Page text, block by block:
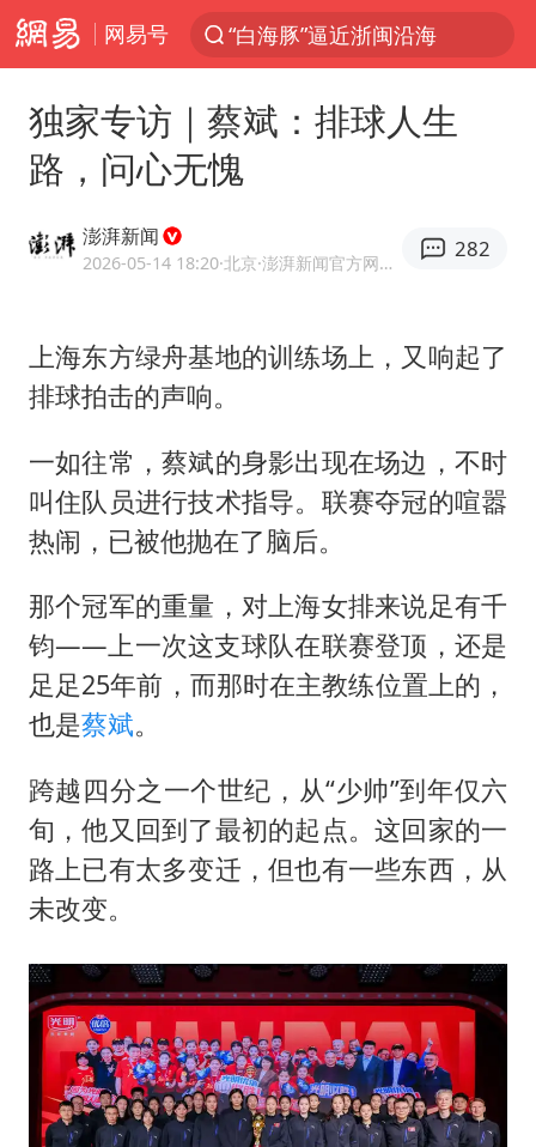
网易号
“白海豚”逼近浙闽沿海
“伊斯兰版北约”出现
上海大部迎大暴雨
谢霆锋演唱会隔空祝王菲生日快乐
方桃子代言广告视频已下架
河南警方公开征集黑恶犯罪线索
浙江省发出今年第2号指挥长令
情侣在平潭拍日出时坠崖致一死一伤
乐享全民健身 共筑健康中国
独家专访｜蔡斌：排球人生
路，问心无愧
澎湃新闻
2026-05-14 18:20·北京 ·澎湃新闻官方网易号
282
上海东方绿舟基地的训练场上，又响起了
排球拍击的声响。
一如往常，蔡斌的身影出现在场边，不时
叫住队员进行技术指导。联赛夺冠的喧嚣
热闹，已被他抛在了脑后。
那个冠军的重量，对上海女排来说足有千
钧——上一次这支球队在联赛登顶，还是
足足25年前，而那时在主教练位置上的，
也是蔡斌。
跨越四分之一个世纪，从“少帅”到年仅六
旬，他又回到了最初的起点。这回家的一
路上已有太多变迁，但也有一些东西，从
未改变。